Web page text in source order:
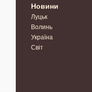
Новини
Луцьк
Волинь
Україна
Світ